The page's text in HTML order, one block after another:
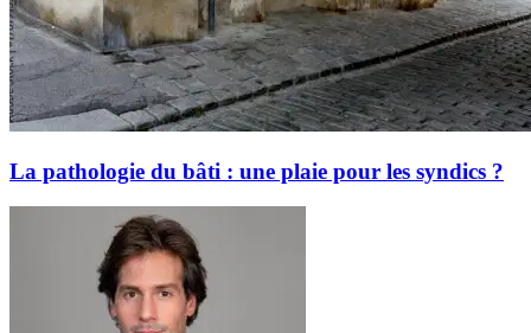
La pathologie du bâti : une plaie pour les syndics ?